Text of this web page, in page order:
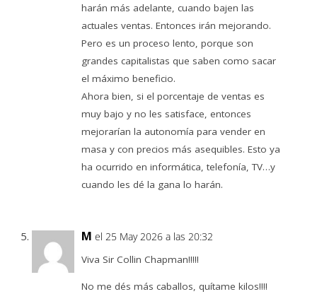
harán más adelante, cuando bajen las
actuales ventas. Entonces irán mejorando.
Pero es un proceso lento, porque son
grandes capitalistas que saben como sacar
el máximo beneficio.
Ahora bien, si el porcentaje de ventas es
muy bajo y no les satisface, entonces
mejorarían la autonomía para vender en
masa y con precios más asequibles. Esto ya
ha ocurrido en informática, telefonía, TV…y
cuando les dé la gana lo harán.
M el 25 May 2026 a las 20:32
Viva Sir Collin Chapman!!!!!
No me dés más caballos, quítame kilos!!!!